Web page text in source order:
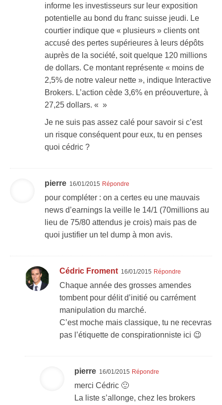
informe les investisseurs sur leur exposition
potentielle au bond du franc suisse jeudi. Le
courtier indique que « plusieurs » clients ont
accusé des pertes supérieures à leurs dépôts
auprès de la société, soit quelque 120 millions
de dollars. Ce montant représente « moins de
2,5% de notre valeur nette », indique Interactive
Brokers. L’action cède 3,6% en préouverture, à
27,25 dollars. « »
Je ne suis pas assez calé pour savoir si c’est
un risque conséquent pour eux, tu en penses
quoi cédric ?
pierre 16/01/2015 Répondre
pour compléter : on a certes eu une mauvais
news d’earnings la veille le 14/1 (70millions au
lieu de 75/80 attendus je crois) mais pas de
quoi justifier un tel dump à mon avis.
Cédric Froment 16/01/2015 Répondre
Chaque année des grosses amendes
tombent pour délit d’initié ou carrément
manipulation du marché.
C’est moche mais classique, tu ne recevras
pas l’étiquette de conspirationniste ici 😉
pierre 16/01/2015 Répondre
merci Cédric 🙂
La liste s’allonge, chez les brokers